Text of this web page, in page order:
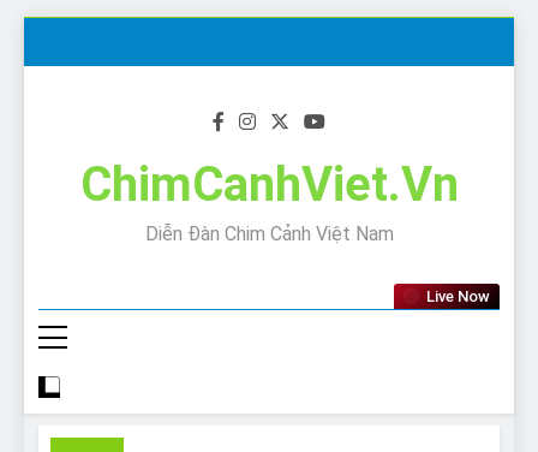
ChimCanhViet.Vn
Diễn Đàn Chim Cảnh Việt Nam
Live Now